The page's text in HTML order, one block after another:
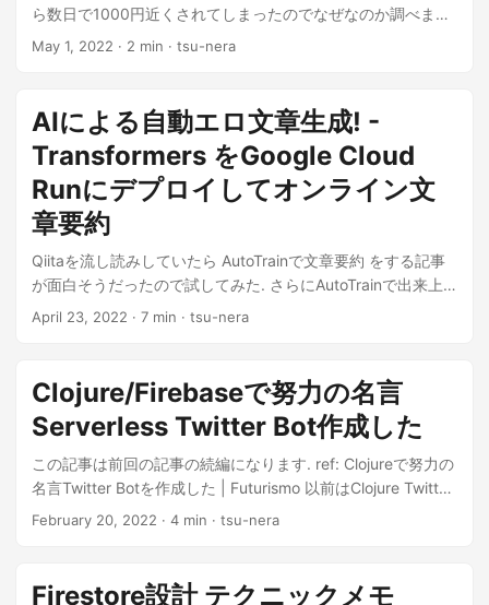
ら数日で1000円近くされてしまったのでなぜなのか調べまし
た…...
May 1, 2022 · 2 min · tsu-nera
AIによる自動エロ文章生成! -
Transformers をGoogle Cloud
Runにデプロイしてオンライン文
章要約
Qiitaを流し読みしていたら AutoTrainで文章要約 をする記事
が面白そうだったので試してみた. さらにAutoTrainで出来上
がったモ...
April 23, 2022 · 7 min · tsu-nera
Clojure/Firebaseで努力の名言
Serverless Twitter Bot作成した
この記事は前回の記事の続編になります. ref: Clojureで努力の
名言Twitter Botを作成した | Futurismo 以前はClojure Twitter
BotをHerok...
February 20, 2022 · 4 min · tsu-nera
Firestore設計 テクニックメモ